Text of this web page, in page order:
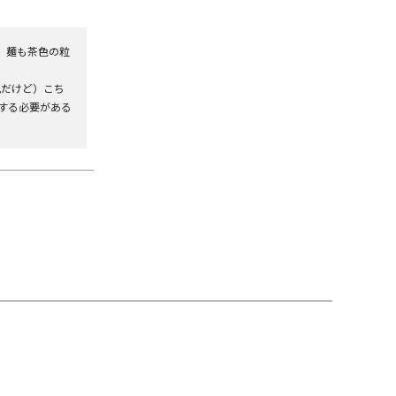
麺も茶色の粒
けど）こち
る必要がある